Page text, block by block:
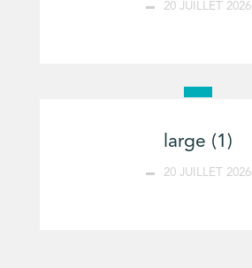
20 JUILLET 2026
large (1)
20 JUILLET 2026